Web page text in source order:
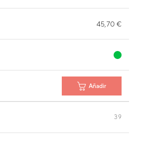
45,70 €
Añadir
39